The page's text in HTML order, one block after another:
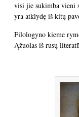
visi jie sukimba vieni
yra atklydę iš kitų
Filologyno kieme
Ąžuolas iš rusų